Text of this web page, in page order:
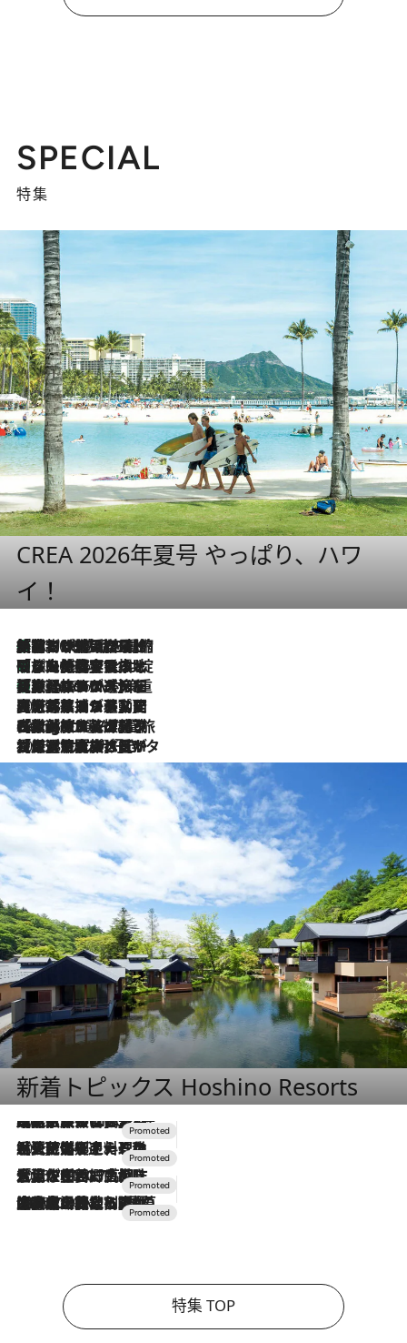
SPECIAL
特集
CREA 2026年夏号 やっぱり、ハワ
イ！
2026.8.6
「荷物が増えるほど旅ストレスは増す」美容ジャーナリストがたどり着いた最終結論。“化粧品を劇的に減らす”感動の凝縮美容とは
2026.8.6
「旅先には金髪ウィッグを持参」日本と同じメイクでは損してる!? 美容ジャーナリストが提案する“掟破りの旅美容”とは
2026.8.6
【厳選旅コスメ】「身軽さ＆UV対策重視！」ヘアアーティストshucoが選んだ夏旅ベストコスメを発表【Mサイズジップ】
2026.8.5
【厳選旅コスメ】国内をあちこち移動する河井菜摘が選んだ夏旅ベストコスメ発表！「リラックスアイテムはマスト」【Mサイズジップ】
2026.8.4
【厳選旅コスメ】「紫外線＆乾燥対策しながらメイク感も！」ヘア＆メイクGeorgeが選んだ夏旅ベストコスメを発表！【Mサイズジップ】
2026.8.3
【厳選旅コスメ】「保湿もタイパ重視！」“サウナ好き”タレント清水みさとが愛用する夏旅ベストコスメを発表！【Mサイズジップ】
新着トピックス Hoshino Resorts
2026.7.31
【ホテル帰省】という選択肢をOMOが提案。家族とほどよい距離を保つには「昼は実家、夜は気兼ねなくホテルで！」
2026.7.24
【夏限定ディナーコース】旬を迎える稚鮎や花ズッキーニなどをイタリア・トスカーナの郷土料理の手法で満喫！
2026.7.17
「土佐和ハーブかき氷」がOMO7高知に登場！生姜、山椒、大葉など目にも舌にも涼を呼ぶ郷土の味
2026.7.10
NEW OPEN！【界 草津】名湯の地に誕生。趣の異なる2種の温泉と上州ならではの会席・蕎麦割烹など美食を味わう究極の癒やし旅
特集 TOP